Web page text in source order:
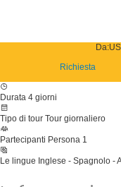
Da:
Richiesta
Durata 4 giorni
Tipo di tour Tour giornaliero
Partecipanti Persona 1
Le lingue Inglese - Spagnolo -